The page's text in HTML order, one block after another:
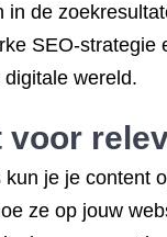
de
SEO-
wereld.
je je
ze op jouw